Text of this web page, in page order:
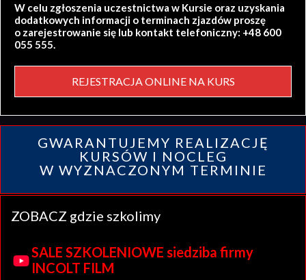
W celu zgłoszenia uczestnictwa w Kursie oraz uzyskania
dodatkowych informacji o terminach zjazdów proszę
o zarejestrowanie się lub kontakt telefoniczny: +48 600
055 555.
REJESTRACJA ONLINE NA KURS
GWARANTUJEMY REALIZACJĘ
KURSÓW I NOCLEG
W WYZNACZONYM TERMINIE
ZOBACZ gdzie szkolimy
SALE SZKOLENIOWE siedziba firmy
INCOLT FILM